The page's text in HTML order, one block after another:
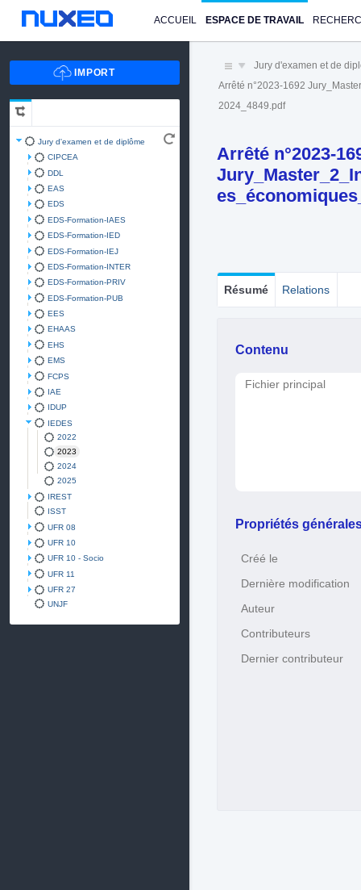
ACCUEIL ESPACE DE TRAVAIL
Jury d'examen et de diplôme
CIPCEA
DDL
EAS
EDS
EDS-Formation-IAES
EDS-Formation-IED
EDS-Formation-IEJ
EDS-Formation-INTER
EDS-Formation-PRIV
EDS-Formation-PUB
EES
EHAAS
EHS
EMS
FCPS
IAE
IDUP
IEDES
2022
2023
2024
2025
IREST
ISST
UFR 08
UFR 10
UFR 10 - Socio
UFR 11
UFR 27
UNJF
Jury d'examen et de
Arrêté n°2023-1692
2024_4849.pdf
Arrêté n°2023-
Résumé Relations
Contenu
Fichier principal
Propriétés
Créé le
Dernière modification
Auteur
Contributeurs
Dernier contributeur